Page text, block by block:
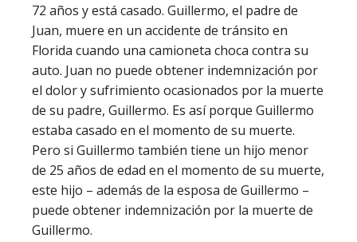
72 años y está casado. Guillermo, el padre de
Juan, muere en un accidente de tránsito en
Florida cuando una camioneta choca contra su
auto. Juan no puede obtener indemnización por
el dolor y sufrimiento ocasionados por la muerte
de su padre, Guillermo. Es así porque Guillermo
estaba casado en el momento de su muerte.
Pero si Guillermo también tiene un hijo menor
de 25 años de edad en el momento de su muerte,
este hijo – además de la esposa de Guillermo –
puede obtener indemnización por la muerte de
Guillermo.